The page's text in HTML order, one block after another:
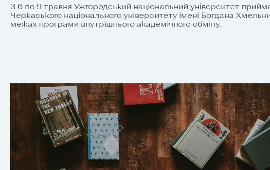
З 6 по 9 травня Ужгородський національний університет
Черкаського національного університету імені Богдана
межах програми внутрішнього академічного обміну.